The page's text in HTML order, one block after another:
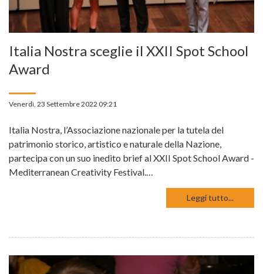
Italia Nostra sceglie il XXII Spot School
Award
Venerdì, 23 Settembre 2022 09:21
Italia Nostra, l’Associazione nazionale per la tutela del
patrimonio storico, artistico e naturale della Nazione,
partecipa con un suo inedito brief al XXII Spot School Award -
Mediterranean Creativity Festival.…
Leggi tutto...